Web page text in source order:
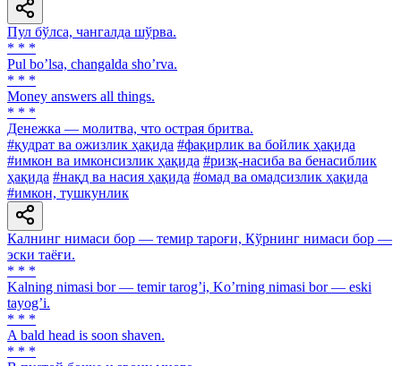
Пул бўлса, чангалда шўрва.
* * *
Pul boʼlsa, changalda shoʼrva.
* * *
Money answers all things.
* * *
Денежка — молитва, что острая бритва.
#қудрат ва ожизлик ҳақида #фақирлик ва бойлик ҳақида
#имкон ва имконсизлик ҳақида #ризқ-насиба ва бенасиблик
ҳақида #нақд ва насия ҳақида #омад ва омадсизлик ҳақида
#имкон, тушкунлик
Калнинг нимаси бор — темир тароғи, Кўрнинг нимаси бор —
эски таёғи.
* * *
Kalning nimasi bor — temir tarogʼi, Koʼrning nimasi bor — eski
tayogʼi.
* * *
A bald head is soon shaven.
* * *